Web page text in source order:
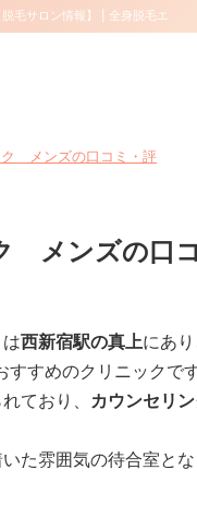
毛サロン情報】 | 全身脱毛エ
ク メンズの口コミ・評
メンズの口
西新宿駅の真上にあ
すすめのクリニックで
ており、 カウンセリ
た雰囲気の待合室と